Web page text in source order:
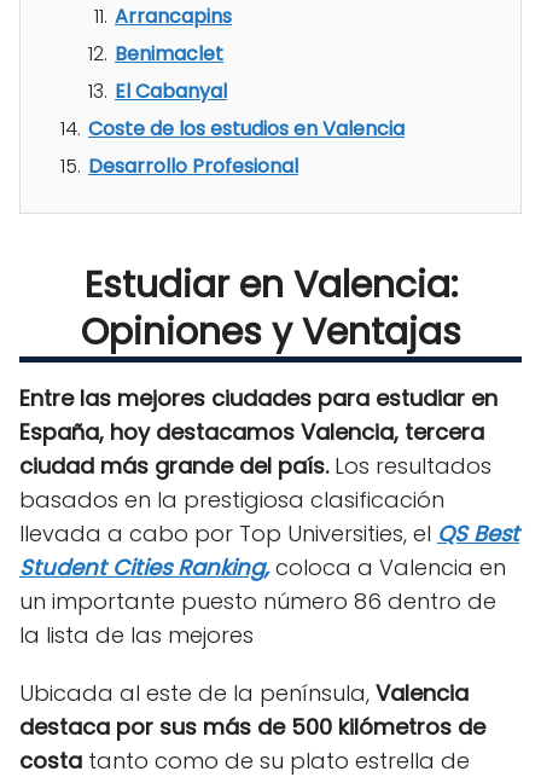
Arrancapins
Benimaclet
El Cabanyal
Coste de los estudios en Valencia
Desarrollo Profesional
Estudiar en Valencia:
Opiniones y Ventajas
Entre las mejores ciudades para estudiar en
España, hoy destacamos Valencia, tercera
ciudad más grande del país.Los resultados
basados en la prestigiosa clasificación
llevada a cabo por Top Universities, el QS Best
Student Cities Ranking,coloca a Valencia en
un importante puesto número 86 dentro de
la lista de las mejores
Ubicada al este de la península, Valencia
destaca por sus más de 500 kilómetros de
costa tanto como de su plato estrella de